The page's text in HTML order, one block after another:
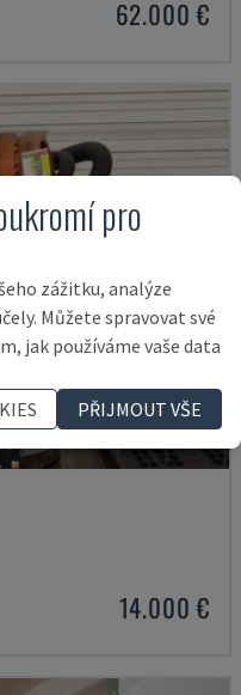
62.000 €
14.000 €
pro
zážitku, analýze
Můžete spravovat své
jak používáme vaše data
PŘIJMOUT VŠE